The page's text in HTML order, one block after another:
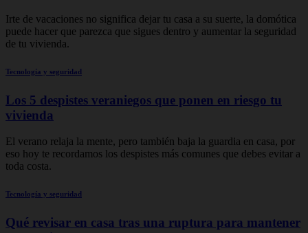
Irte de vacaciones no significa dejar tu casa a su suerte, la domótica
puede hacer que parezca que sigues dentro y aumentar la seguridad
de tu vivienda.
Tecnología y seguridad
Los 5 despistes veraniegos que ponen en riesgo tu
vivienda
El verano relaja la mente, pero también baja la guardia en casa, por
eso hoy te recordamos los despistes más comunes que debes evitar a
toda costa.
Tecnología y seguridad
Qué revisar en casa tras una ruptura para mantener